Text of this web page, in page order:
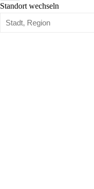
Standort wechseln